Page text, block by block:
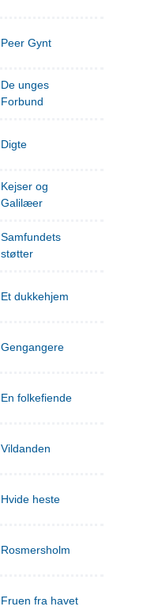
Peer Gynt
De unges
Forbund
Digte
Kejser og
Galilæer
Samfundets
støtter
Et dukkehjem
Gengangere
En folkefiende
Vildanden
Hvide heste
Rosmersholm
Fruen fra havet